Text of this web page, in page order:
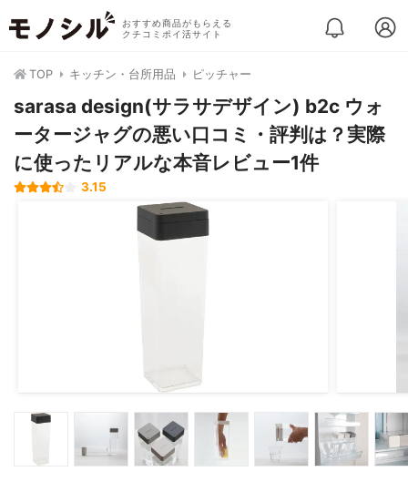
おすすめ商品がもらえる
クチコミポイ活サイト
TOP キッチン・台所用品 ピッチャー
sarasa design(サラサデザイン) b2c ウォ
ータージャグの悪い口コミ・評判は？実際
に使ったリアルな本音レビュー1件
3.15